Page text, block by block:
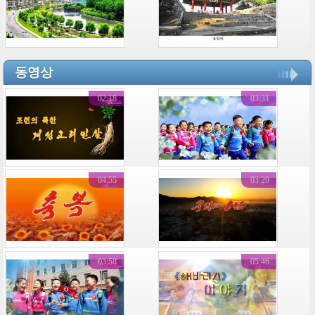
동영상
02:18 03:31
04:55 03:29
03:58 05:46